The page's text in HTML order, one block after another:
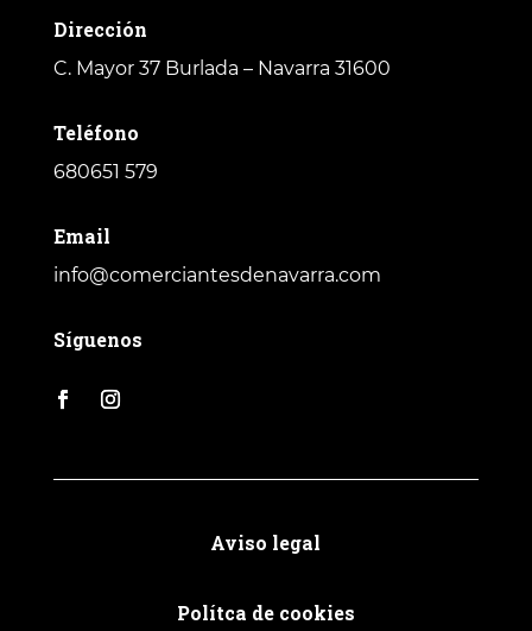
Dirección
C. Mayor 37Burlada – Navarra 31600
Teléfono
680651 579
Email
info@comerciantesdenavarra.com
Síguenos
Aviso legal
Polítca de cookies